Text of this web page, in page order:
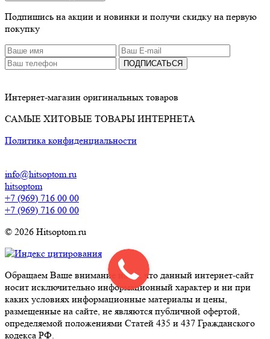
Подпишись на акции и новинки и получи скидку на первую
покупку
ПОДПИСАТЬСЯ
Интернет-магазин оригинальных товаров
САМЫЕ ХИТОВЫЕ ТОВАРЫ ИНТЕРНЕТА
Политика конфиденциальности
info@hitsoptom.ru
hitsoptom
+7 (969) 716 00 00
+7 (969) 716 00 00
© 2026 Hitsoptom.ru
Обращаем Ваше внимание на то, что данный интернет-сайт
носит исключительно информационный характер и ни при
каких условиях информационные материалы и цены,
размещенные на сайте, не являются публичной офертой,
определяемой положениями Статей 435 и 437 Гражданского
кодекса РФ.